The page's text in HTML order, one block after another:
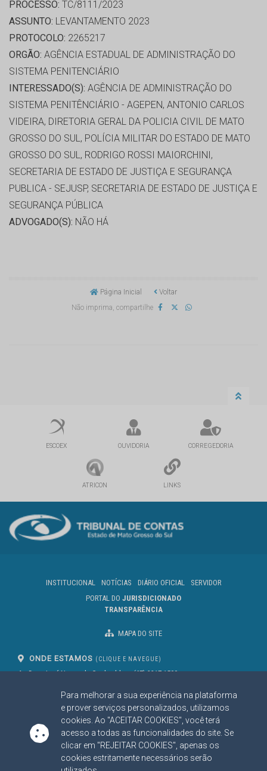
Para melhorar a sua experiência na plataforma
e prover serviços personalizados, utilizamos
cookies. Ao "ACEITAR COOKIES", você terá
acesso a todas as funcionalidades do site. Se
clicar em "REJEITAR COOKIES", apenas os
cookies estritamente necessários serão
PROCESSO: TC/8111/2023
ASSUNTO: LEVANTAMENTO 2023
PROTOCOLO: 2265217
ORGÃO: AGÊNCIA ESTADUAL DE ADMINISTRAÇÃO DO
SISTEMA PENITENCIÁRIO
INTERESSADO(S): AGÊNCIA DE ADMINISTRAÇÃO DO
SISTEMA PENITÊNCIÁRIO - AGEPEN, ANTONIO CARLOS
VIDEIRA, DIRETORIA GERAL DA POLICIA CIVIL DE MATO
GROSSO DO SUL, POLÍCIA MILITAR DO ESTADO DE MATO
GROSSO DO SUL, RODRIGO ROSSI MAIORCHINI,
SECRETARIA DE ESTADO DE JUSTIÇA E SEGURANÇA
PUBLICA - SEJUSP, SECRETARIA DE ESTADO DE JUSTIÇA E
SEGURANÇA PÚBLICA
ADVOGADO(S): NÃO HÁ
Página Inicial
Voltar
Não imprima, compartilhe
ESCOEX OUVIDORIA CORREGEDORIA
ATRICON LINKS
INSTITUCIONAL NOTÍCIAS DIÁRIO OFICIAL
SERVIDOR
PORTAL DO JURISDICIONADO
TRANSPARÊNCIA
MAPA DO SITE
ONDE ESTAMOS (CLIQUE E NAVEGUE)
Av. Des. José Nunes da Cunha, bloco
Campo Grande/MS
CEP: 79031-310
(67) 3317-1500
SIGA NOSSAS REDES SOCIAIS